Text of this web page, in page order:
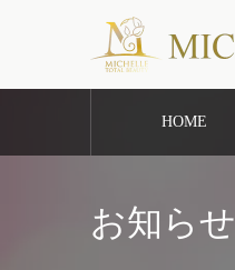
HOME
お知らせ